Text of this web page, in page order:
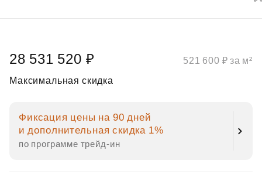
28 531 520 ₽
Максимальная скидка
Фиксация цены на 90 дней
и дополнительная скидка 1%
по программе трейд‑ин
521 600 ₽ за м²